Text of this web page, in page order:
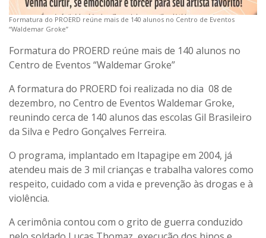
Formatura do PROERD reúne mais de 140 alunos no Centro de Eventos
“Waldemar Groke”
Formatura do PROERD reúne mais de 140 alunos no
Centro de Eventos “Waldemar Groke”
A formatura do PROERD foi realizada no dia 08 de
dezembro, no Centro de Eventos Waldemar Groke,
reunindo cerca de 140 alunos das escolas Gil Brasileiro
da Silva e Pedro Gonçalves Ferreira.
O programa, implantado em Itapagipe em 2004, já
atendeu mais de 3 mil crianças e trabalha valores como
respeito, cuidado com a vida e prevenção às drogas e à
violência.
A cerimônia contou com o grito de guerra conduzido